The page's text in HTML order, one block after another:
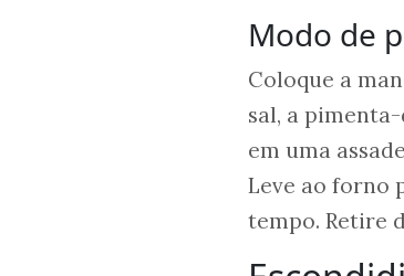
Modo de
Coloque a
sal, a
em uma
Leve ao forno
tempo. Retire